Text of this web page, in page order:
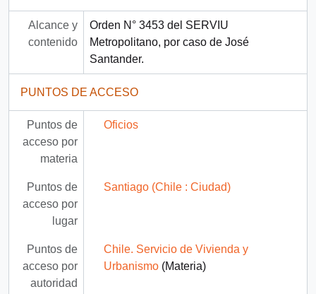
Alcance y
contenido
Orden N° 3453 del SERVIU
Metropolitano, por caso de José
Santander.
PUNTOS DE ACCESO
Puntos de
acceso por
materia
Oficios
Puntos de
acceso por
lugar
Santiago (Chile : Ciudad)
Puntos de
acceso por
autoridad
Chile. Servicio de Vivienda y
Urbanismo(Materia)